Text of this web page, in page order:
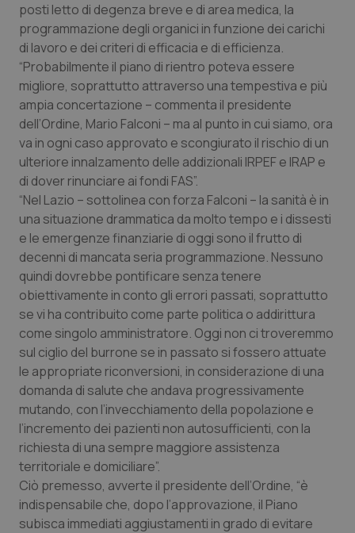
Lombardia
Marche
Molise
Piemonte
Provincia Autonoma di Bolzano
Provincia Autonoma di Trento
Puglia
Sardegna
Sicilia
Toscana
Umbria
Valle D’Aosta
Veneto
Dolore
Donna & Salute
Epatiti
HIV
Infezioni & Febbre
Ipertensione & Scompenso
Malattie rare
Malattia di Crohn & Rettocolite Ulcerosa
Neuroscienze & patologie neurodegenerative
Obesità
Oftalmologia
Oncodermatologia
Oncoematologia
posti letto di degenza breve e di area medica, la
programmazione degli organici in funzione dei carichi
di lavoro e dei criteri di efficacia e di efficienza.
“Probabilmente il piano di rientro poteva essere
migliore, soprattutto attraverso una tempestiva e più
ampia concertazione – commenta il presidente
dell’Ordine, Mario Falconi – ma al punto in cui siamo, ora
va in ogni caso approvato e scongiurato il rischio di un
ulteriore innalzamento delle addizionali IRPEF e IRAP e
di dover rinunciare ai fondi FAS”.
“Nel Lazio – sottolinea con forza Falconi – la sanità è in
una situazione drammatica da molto tempo e i dissesti
e le emergenze finanziarie di oggi sono il frutto di
decenni di mancata seria programmazione. Nessuno
quindi dovrebbe pontificare senza tenere
obiettivamente in conto gli errori passati, soprattutto
se vi ha contribuito come parte politica o addirittura
come singolo amministratore. Oggi non ci troveremmo
sul ciglio del burrone se in passato si fossero attuate
le appropriate riconversioni, in considerazione di una
domanda di salute che andava progressivamente
mutando, con l’invecchiamento della popolazione e
l’incremento dei pazienti non autosufficienti, con la
richiesta di una sempre maggiore assistenza
territoriale e domiciliare”.
Ciò premesso, avverte il presidente dell’Ordine, “è
indispensabile che, dopo l’approvazione, il Piano
subisca immediati aggiustamenti in grado di evitare